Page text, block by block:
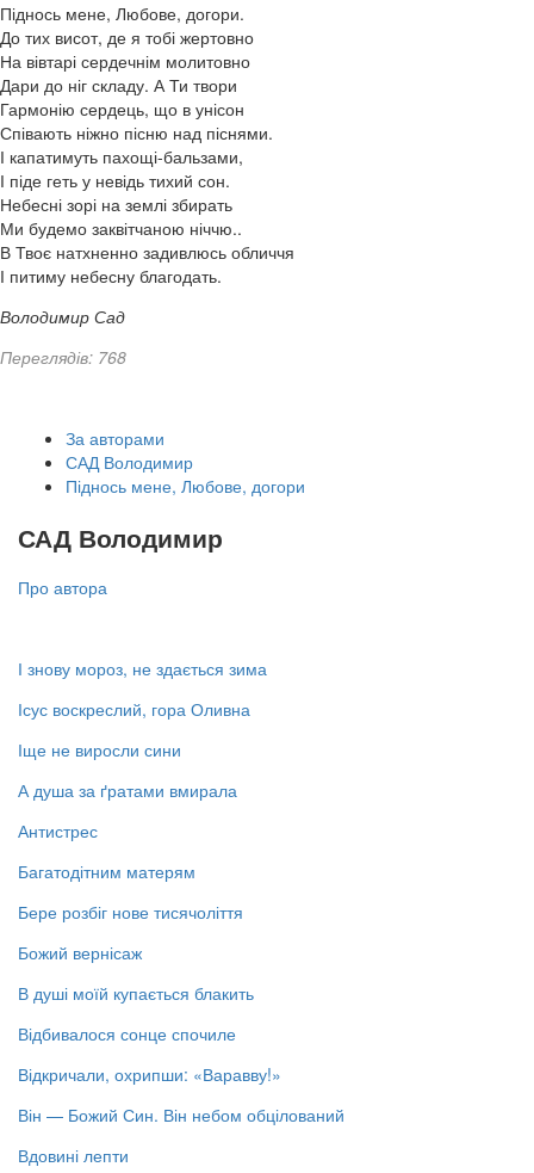
Піднось мене, Любове, догори.
До тих висот, де я тобі жертовно
На вівтарі сердечнім молитовно
Дари до ніг складу. А Ти твори
Гармонію сердець, що в унісон
Співають ніжно пісню над піснями.
І капатимуть пахощі-бальзами,
І піде геть у невідь тихий сон.
Небесні зорі на землі збирать
Ми будемо заквітчаною ніччю..
В Твоє натхненно задивлюсь обличчя
І питиму небесну благодать.
Володимир Сад
Переглядів: 768
За авторами
САД Володимир
Піднось мене, Любове, догори
САД Володимир
Про автора
І знову мороз, не здається зима
Ісус воскреслий, гора Оливна
Іще не виросли сини
А душа за ґратами вмирала
Антистрес
Багатодітним матерям
Бере розбіг нове тисячоліття
Божий вернісаж
В душі моїй купається блакить
Відбивалося сонце спочиле
Відкричали, охрипши: «Варавву!»
Він — Божий Син. Він небом обцілований
Вдовині лепти